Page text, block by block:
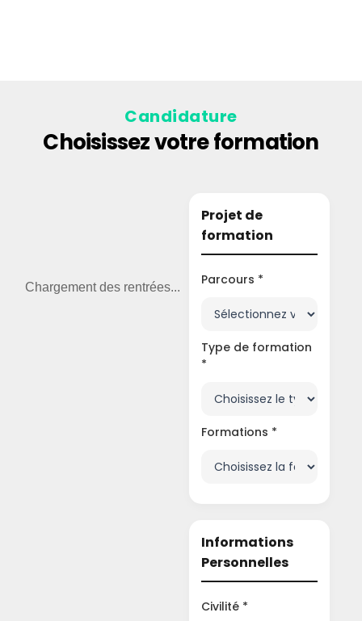
Candidature
Choisissez votre formation
Chargement des rentrées...
Projet de
formation
Parcours *
Type de formation
*
Formations *
Informations
Personnelles
Civilité *